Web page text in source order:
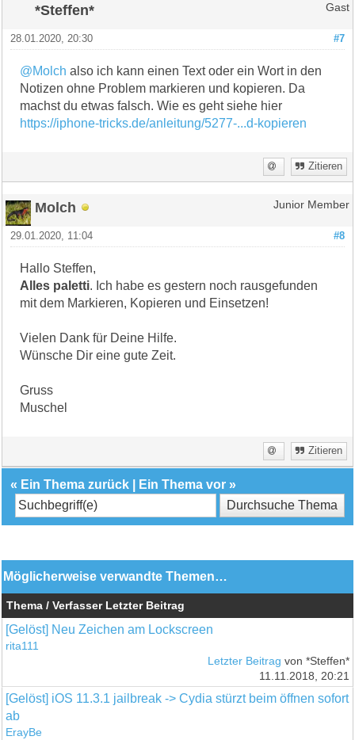
*Steffen* Gast
#7
28.01.2020, 20:30
@Molch also ich kann einen Text oder ein Wort in den
Notizen ohne Problem markieren und kopieren. Da
machst du etwas falsch. Wie es geht siehe hier
https://iphone-tricks.de/anleitung/5277-...d-kopieren
Zitieren
Molch Junior Member
#8
29.01.2020, 11:04
Hallo Steffen,
Alles paletti. Ich habe es gestern noch rausgefunden
mit dem Markieren, Kopieren und Einsetzen!
Vielen Dank für Deine Hilfe.
Wünsche Dir eine gute Zeit.
Gruss
Muschel
Zitieren
« Ein Thema zurück Ein Thema vor »
Möglicherweise verwandte Themen…
Thema / Verfasser Letzter Beitrag
[Gelöst] Neu Zeichen am Lockscreen
rita111
Letzter Beitrag von *Steffen*
11.11.2018, 20:21
[Gelöst] iOS 11.3.1 jailbreak -> Cydia stürzt beim öffnen sofort
ab
ErayBe